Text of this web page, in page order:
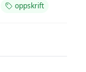
oppskrift